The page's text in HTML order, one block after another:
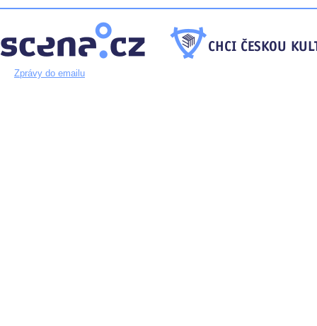
Zprávy do emailu